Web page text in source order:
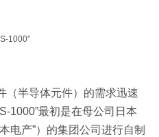
1000”
半导体元件）的需求迅速
1000”最初是在母公司日本
电产”）的集团公司进行自制